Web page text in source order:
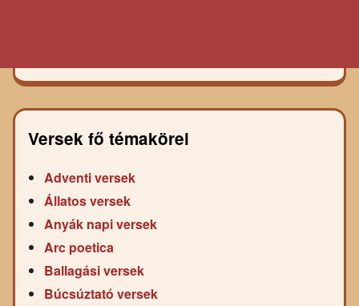
Versek fő témakörei
Adventi versek
Állatos versek
Anyák napi versek
Arc poetica
Ballagási versek
Búcsúztató versek